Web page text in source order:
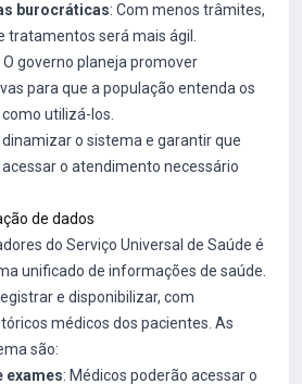
burocráticas: Com menos trâmites,
tratamentos será mais ágil.
O governo planeja promover
para que a população entenda os
utilizá-los.
o sistema e garantir que
o atendimento necessário
de dados
do Serviço Universal de Saúde é
unificado de informações de saúde.
e disponibilizar, com
médicos dos pacientes. As
são:
exames: Médicos poderão acessar o